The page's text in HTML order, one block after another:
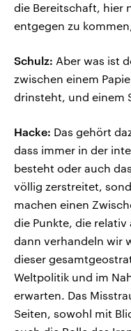
die Bereitschaft, hier
entgegen zu
Schulz: Aber was ist
zwischen einem
drinsteht, und einem
Hacke: Das gehört
dass immer in der
besteht oder auch
völlig zerstreitet,
machen einen
die Punkte, die
dann verhandeln wir
dieser
Weltpolitik und im
erwarten. Das
Seiten, sowohl mit